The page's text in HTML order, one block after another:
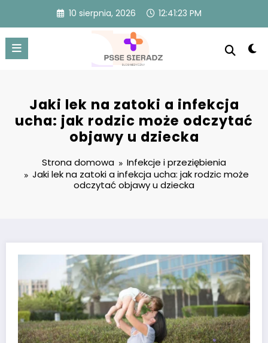
treści
10 sierpnia, 2026 12:41:24 PM
Jaki lek na zatoki a infekcja
ucha: jak rodzic może odczytać
objawy u dziecka
Strona domowa
Infekcje i przeziębienia
Jaki lek na zatoki a infekcja ucha: jak rodzic może
odczytać objawy u dziecka